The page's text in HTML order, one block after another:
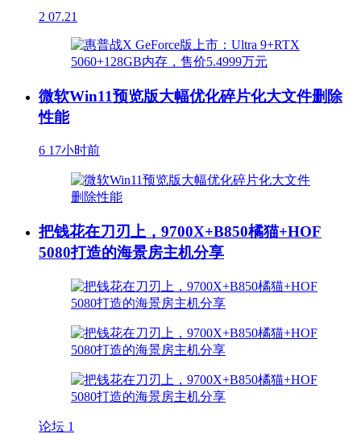
2 07.21
微软Win11预览版大幅优化碎片化大文件删除
性能
6 17小时前
把钱花在刀刃上，9700X+B850橘猫+HOF
5080打造的海景房主机分享
论坛 1